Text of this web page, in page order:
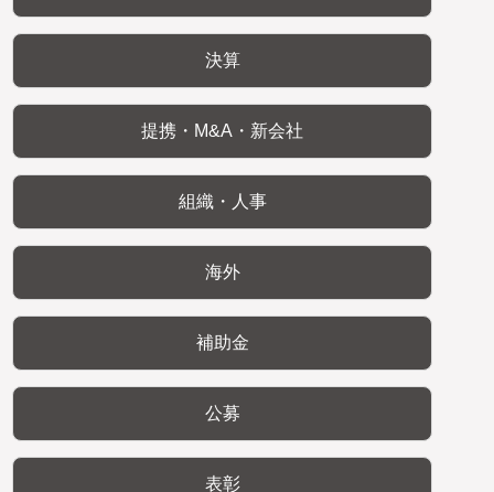
決算
提携・M&A・新会社
組織・人事
海外
補助金
公募
表彰